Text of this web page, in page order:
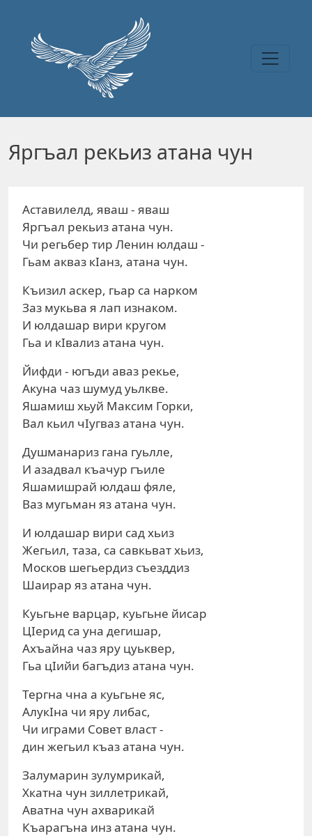
Яргъал рекьиз атана чун
Аставилелд, яваш - яваш
Яргъал рекьиз атана чун.
Чи регьбер тир Ленин юлдаш -
Гьам акваз кIанз, атана чун.
Къизил аскер, гьар са нарком
Заз мукьва я лап изнаком.
И юлдашар вири кругом
Гьа и кIвализ атана чун.
Йифди - югъди аваз рекье,
Акуна чаз шумуд уьлкве.
Яшамиш хьуй Максим Горки,
Вал кьил чIугваз атана чун.
Душманариз гана гуьлле,
И азадвал къачур гъиле
Яшамишрай юлдаш фяле,
Ваз мугьман яз атана чун.
И юлдашар вири сад хьиз
Жегьил, таза, са савкьват хьиз,
Москов шегьердиз съезддиз
Шаирар яз атана чун.
Куьгьне варцар, куьгьне йисар
ЦIерид са уна дегишар,
Ахъайна чаз яру цуьквер,
Гьа цIийи багъдиз атана чун.
Тергна чна а куьгьне яс,
АлукIна чи яру либас,
Чи играми Совет власт -
дин жегьил къаз атана чун.
Залумарин зулумрикай,
Хкатна чун зиллетрикай,
Аватна чун ахварикай
Къарагъна инз атана чун.